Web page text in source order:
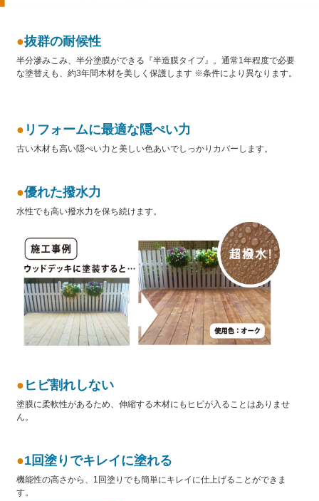
●抜群の耐候性
半分滲みこみ、半分塗膜ができる『半造膜タイプ』。通常1年程度で必要
な塗替えも、約3年間木材を美しく保護します ※条件により異なります。
● リフォームに最適な隠ぺい力
古い木材も高い隠ぺい力と美しい色あいでしっかりカバーします。
●優れた撥水力
水性でも高い撥水力を保ち続けます。
● ヒビ割れしない
塗膜に柔軟性があるため、伸縮する木材にもヒビが入ることはありませ
ん。
●1回塗りでキレイに塗れる
機能性の高さから、1回塗りでも簡単にキレイに仕上げることができま
す。